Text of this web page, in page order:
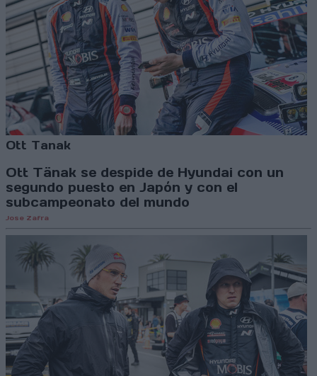
Ott Tanak
Ott Tänak se despide de Hyundai con un
segundo puesto en Japón y con el
subcampeonato del mundo
Jose Zafra